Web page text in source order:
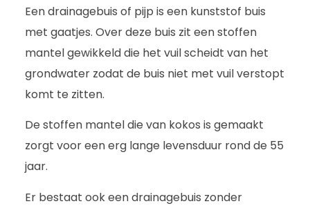
Een drainagebuis of pijp is een kunststof buis
met gaatjes. Over deze buis zit een stoffen
mantel gewikkeld die het vuil scheidt van het
grondwater zodat de buis niet met vuil verstopt
komt te zitten.
De stoffen mantel die van kokos is gemaakt
zorgt voor een erg lange levensduur rond de 55
jaar.
Er bestaat ook een drainagebuis zonder